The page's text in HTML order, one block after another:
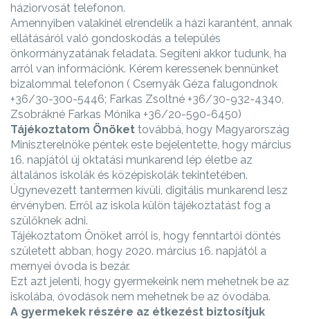
háziorvosát telefonon.
Amennyiben valakinél elrendelik a házi karantént, annak
ellátásáról való gondoskodás a település
önkormányzatának feladata. Segíteni akkor tudunk, ha
arról van információnk. Kérem keressenek bennünket
bizalommal telefonon ( Csernyák Géza falugondnok
+36/30-300-5446; Farkas Zsoltné +36/30-932-4340,
Zsobrákné Farkas Mónika +36/20-590-6450)
Tájékoztatom Önöket továbbá, hogy Magyarország
Miniszterelnöke péntek este bejelentette, hogy március
16. napjától új oktatási munkarend lép életbe az
általános iskolák és középiskolák tekintetében.
Úgynevezett tantermen kívüli, digitális munkarend lesz
érvényben. Erről az iskola külön tájékoztatást fog a
szülőknek adni.
Tájékoztatom Önöket arról is, hogy fenntartói döntés
született abban, hogy 2020. március 16. napjától a
mernyei óvoda is bezár.
Ezt azt jelenti, hogy gyermekeink nem mehetnek be az
iskolába, óvodások nem mehetnek be az óvodába.
A gyermekek részére az étkezést biztosítjuk